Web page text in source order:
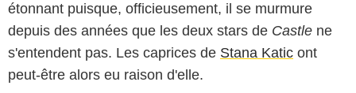
étonnant puisque, officieusement, il se murmure
depuis des années que les deux stars de Castle ne
s'entendent pas. Les caprices de Stana Katic ont
peut-être alors eu raison d'elle.